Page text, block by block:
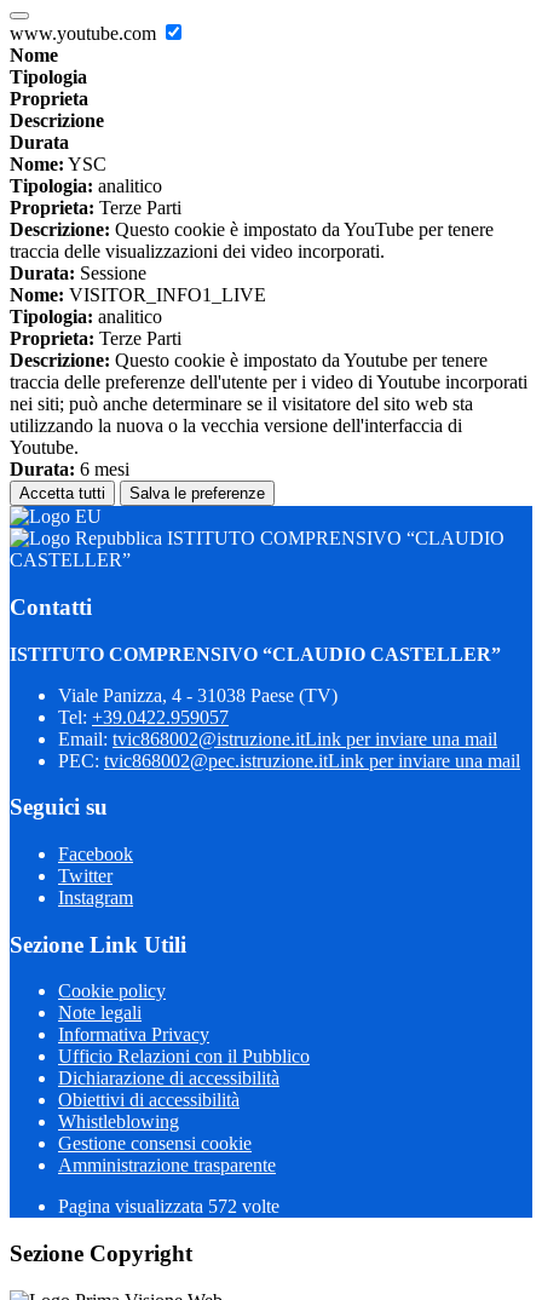
www.youtube.com
Nome
Tipologia
Proprieta
Descrizione
Durata
Nome: YSC
Tipologia: analitico
Proprieta: Terze Parti
Descrizione: Questo cookie è impostato da YouTube per tenere
traccia delle visualizzazioni dei video incorporati.
Durata: Sessione
Nome: VISITOR_INFO1_LIVE
Tipologia: analitico
Proprieta: Terze Parti
Descrizione: Questo cookie è impostato da Youtube per tenere
traccia delle preferenze dell'utente per i video di Youtube incorporati
nei siti; può anche determinare se il visitatore del sito web sta
utilizzando la nuova o la vecchia versione dell'interfaccia di
Youtube.
Durata: 6 mesi
Accetta tutti Salva le preferenze
ISTITUTO COMPRENSIVO “CLAUDIO
CASTELLER”
Contatti
ISTITUTO COMPRENSIVO “CLAUDIO CASTELLER”
Viale Panizza, 4 - 31038 Paese (TV)
Tel: +39.0422.959057
Email: tvic868002@istruzione.itLink per inviare una mail
PEC: tvic868002@pec.istruzione.itLink per inviare una mail
Seguici su
Facebook
Twitter
Instagram
Sezione Link Utili
Cookie policy
Note legali
Informativa Privacy
Ufficio Relazioni con il Pubblico
Dichiarazione di accessibilità
Obiettivi di accessibilità
Whistleblowing
Gestione consensi cookie
Amministrazione trasparente
Pagina visualizzata 572 volte
Sezione Copyright